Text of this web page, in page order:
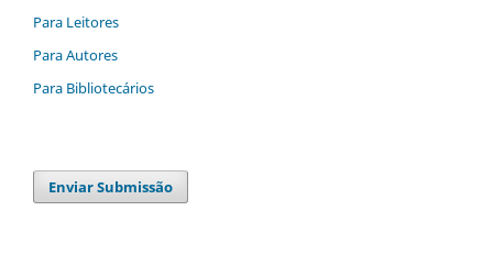
Para Leitores
Para Autores
Para Bibliotecários
Enviar Submissão